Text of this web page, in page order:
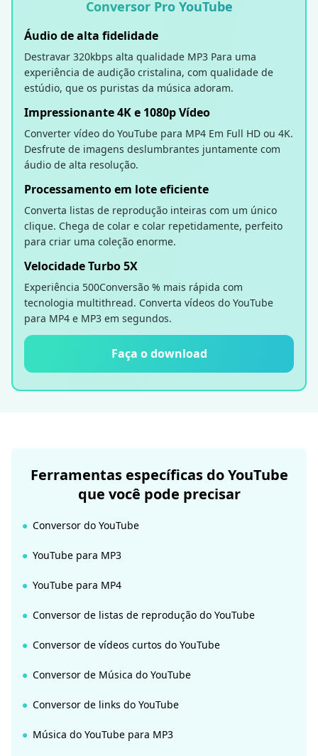
Conversor Pro YouTube
Áudio de alta fidelidade
Destravar 320kbps alta qualidade MP3 Para uma
experiência de audição cristalina, com qualidade de
estúdio, que os puristas da música adoram.
Impressionante 4K e 1080p Vídeo
Converter vídeo do YouTube para MP4 Em Full HD ou 4K.
Desfrute de imagens deslumbrantes juntamente com
áudio de alta resolução.
Processamento em lote eficiente
Converta listas de reprodução inteiras com um único
clique. Chega de colar e colar repetidamente, perfeito
para criar uma coleção enorme.
Velocidade Turbo 5X
Experiência 500Conversão % mais rápida com
tecnologia multithread. Converta vídeos do YouTube
para MP4 e MP3 em segundos.
Faça o download
Ferramentas específicas do YouTube
que você pode precisar
Conversor do YouTube
YouTube para MP3
YouTube para MP4
Conversor de listas de reprodução do YouTube
Conversor de vídeos curtos do YouTube
Conversor de Música do YouTube
Conversor de links do YouTube
Música do YouTube para MP3